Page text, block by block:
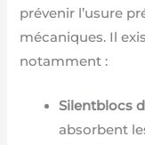
prévenir l’usure
mécaniques. Il
notamment :
Silentblocs
absorbent